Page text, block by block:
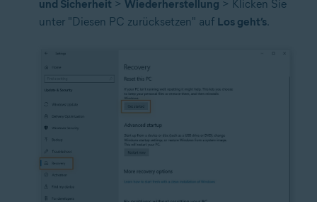
und Sicherheit > Wiederherstellung > Klicken Sie
unter "Diesen PC zurücksetzen" auf Los geht’s.